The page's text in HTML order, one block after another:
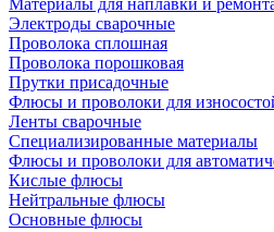
Материалы для наплавки и
Электроды сварочные
Проволока сплошная
Проволока порошковая
Прутки присадочные
Флюсы и проволоки для
Ленты сварочные
Специализированные материалы
Флюсы и проволоки для
Кислые флюсы
Нейтральные флюсы
Основные флюсы